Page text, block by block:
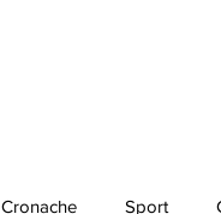
Cronache Sport